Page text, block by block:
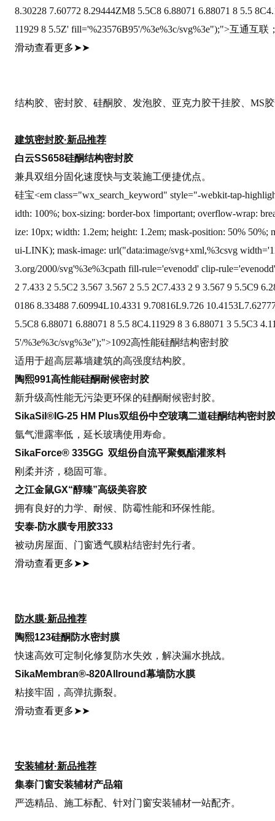
8.30228 7.60772 8.29444ZM8 5.5C8 6.88071 6.88071 8 5.5
11929 8 5.5Z' fill='%23576B95'/%3e%3c/svg%3e");">互通互联
滑动查看更多➤➤
结构胶、密封胶、硅酮胶、发泡胶、亚克力胶干挂胶、MS
建筑密封胶·新品推荐
白云SS658硅酮结构密封胶
兼具双组分固化速度快与支装施工便捷优点。
硅宝<em class="wx_search_keyword" style="-webkit-tap-
idth: 100%; box-sizing: border-box !important; overflow-wrap:
ize: 10px; width: 1.2em; height: 1.2em; mask-position: 50% 50%;
ui-LINK); mask-image: url("data:image/svg+xml,%3csvg width=
3.org/2000/svg'%3e%3cpath fill-rule='evenodd' clip-rule='evenodd
2 7.433 2 5.5C2 3.567 3.567 2 5.5 2C7.433 2 9 3.567 9 5.5C9
0186 8.33488 7.60994L10.4331 9.70816L9.726
5.5C8 6.88071 6.88071 8 5.5 8C4.11929 8 3 6.88071 3 5.5C3
5'/%3e%3c/svg%3e");">1092高性能硅酮结构密封胶
适用于超高层幕墙建筑的高强度结构胶。
陶熙991高性能硅酮耐候密封胶
新升级高性能无污染更环保的硅酮耐候密封胶。
SikaSil®IG-25 HM Plus双组份中空玻璃二道硅酮结构密封
氩气泄露率低，延长玻璃使用寿命。
SikaForce® 335GG 双组份自流平聚氨酯灌浆料
刚柔并济，稳固可靠。
之江金鼠GX“醇臻”高级美容胶
拥有良好的力学、耐候、防霉性能和环保性能。
安泰-防水膜专用胶333
被动房屋面、门窗透气膜粘结密封先行者。
滑动查看更多➤➤
防水膜·新品推荐
陶熙123硅酮防水密封膜
快速高效可定制化修复防水失效，解决漏水挑战。
SikaMembran®-820Allround幕墙防水膜
粘接牢固，高弹抗撕裂。
滑动查看更多➤➤
安装辅材·新品推荐
集泰门窗安装辅材产品箱
严选精品、施工标配、针对门窗安装辅材一站配齐。